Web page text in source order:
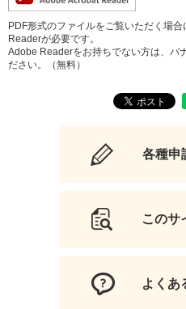
PDF形式のファイルをご覧いただく場
Readerが必要です。
Adobe Readerをお持ちでない方は、バ
ださい。（無料）
各種申
このサ
よくあ